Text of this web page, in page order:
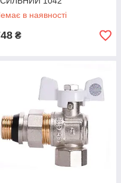
в наявності
₴